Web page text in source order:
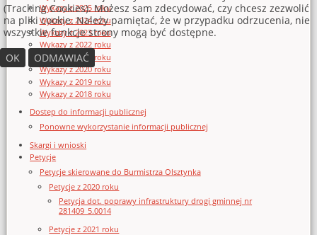
Wykazy z 2025 roku
Wykazy z 2024 roku
Wykazy z 2023 roku
Wykazy z 2022 roku
Wykazy z 2021 roku
Wykazy z 2020 roku
Wykazy z 2019 roku
Wykazy z 2018 roku
Dostęp do informacji publicznej
Ponowne wykorzystanie informacji publicznej
Skargi i wnioski
Petycje
Petycje skierowane do Burmistrza Olsztynka
Petycje z 2020 roku
Petycja dot. poprawy infrastruktury drogi gminnej nr
281409_5.0014
Petycje z 2021 roku
(Tracking Cookies). Możesz sam zdecydować, czy chcesz zezwolić
na pliki cookie. Należy pamiętać, że w przypadku odrzucenia, nie
wszystkie funkcje strony mogą być dostępne.
OK
ODMAWIAĆ